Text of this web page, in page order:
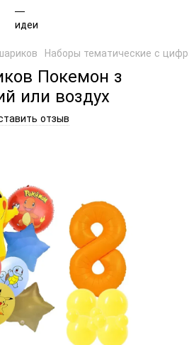
Наборы тематические с
Покемон з
или воздух
отзыв